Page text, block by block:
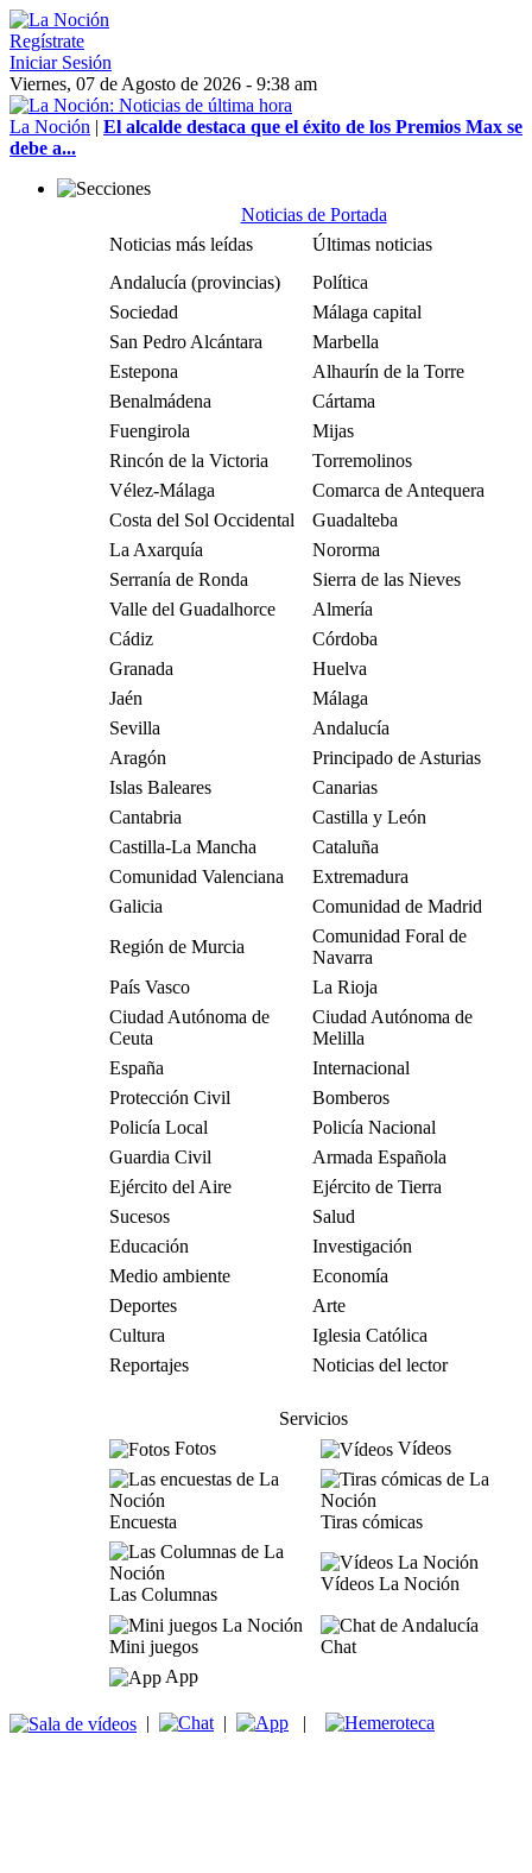
Regístrate
Iniciar Sesión
Viernes, 07 de Agosto de 2026 - 9:38 am
La Noción | El alcalde destaca que el éxito de los Premios Max se
debe a...
Noticias de Portada
Noticias más leídas
Últimas noticias
Andalucía (provincias)
Política
Sociedad
Málaga capital
San Pedro Alcántara
Marbella
Estepona
Alhaurín de la Torre
Benalmádena
Cártama
Fuengirola
Mijas
Rincón de la Victoria
Torremolinos
Vélez-Málaga
Comarca de Antequera
Costa del Sol Occidental
Guadalteba
La Axarquía
Nororma
Serranía de Ronda
Sierra de las Nieves
Valle del Guadalhorce
Almería
Cádiz
Córdoba
Granada
Huelva
Jaén
Málaga
Sevilla
Andalucía
Aragón
Principado de Asturias
Islas Baleares
Canarias
Cantabria
Castilla y León
Castilla-La Mancha
Cataluña
Comunidad Valenciana
Extremadura
Galicia
Comunidad de Madrid
Región de Murcia
Comunidad Foral de
Navarra
País Vasco
La Rioja
Ciudad Autónoma de
Ceuta
Ciudad Autónoma de
Melilla
España
Internacional
Protección Civil
Bomberos
Policía Local
Policía Nacional
Guardia Civil
Armada Española
Ejército del Aire
Ejército de Tierra
Sucesos
Salud
Educación
Investigación
Medio ambiente
Economía
Deportes
Arte
Cultura
Iglesia Católica
Reportajes
Noticias del lector
Servicios
Fotos
Vídeos
Encuesta Tiras cómicas
Las Columnas
Vídeos La Noción
Mini juegos
Chat
App
| | |